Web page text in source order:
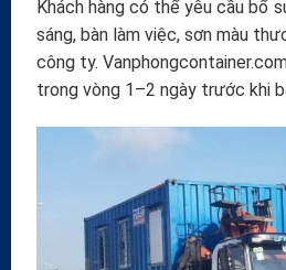
Khách hàng có thể yêu cầu bổ
sáng, bàn làm việc, sơn màu
công ty.
trong vòng 1–2 ngày trước khi